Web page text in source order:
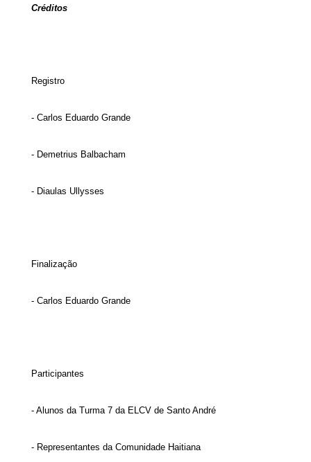
Créditos
Registro
- Carlos Eduardo Grande
- Demetrius Balbacham
- Diaulas Ullysses
Finalização
- Carlos Eduardo Grande
Participantes
- Alunos da Turma 7 da ELCV de Santo André
- Representantes da Comunidade Haitiana